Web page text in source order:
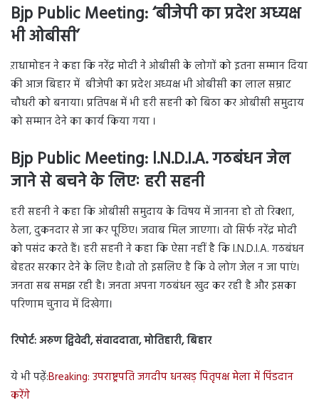
Bjp Public Meeting: ‘बीजेपी का प्रदेश अध्यक्ष
भी ओबीसी’
ऱाधामोहन ने कहा कि नरेंद्र मोदी ने ओबीसी के लोगों को इतना सम्मान दिया
की आज बिहार में बीजेपी का प्रदेश अध्यक्ष भी ओबीसी का लाल सम्राट
चौधरी को बनाया। प्रतिपक्ष में भी हरी सहनी को बिठा कर ओबीसी समुदाय
को सम्मान देने का कार्य किया गया ।
Bjp Public Meeting: l.N.D.I.A. गठबंधन जेल
जाने से बचने के लिएः हरी सहनी
हरी सहनी ने कहा कि ओबीसी समुदाय के विषय में जानना हो तो रिक्शा,
ठेला, दुकनदार से जा कर पूछिए। जवाब मिल जाएगा। वो सिर्फ नरेंद्र मोदी
को पसंद करते हैं। हरी सहनी ने कहा कि ऐसा नहीं है कि l.N.D.I.A. गठबंधन
बेहतर सरकार देने के लिए है।वो तो इसलिए है कि वे लोग जेल न जा पाएं।
जनता सब समझ रही है। जनता अपना गठबंधन खुद कर रही है और इसका
परिणाम चुनाव में दिखेगा।
रिपोर्ट: अरुण द्विवेदी, संवाददाता, मोतिहारी, बिहार
ये भी पढ़ें:Breaking: उपराष्ट्रपति जगदीप धनखड़ पितृपक्ष मेला में पिंडदान
करेंगे